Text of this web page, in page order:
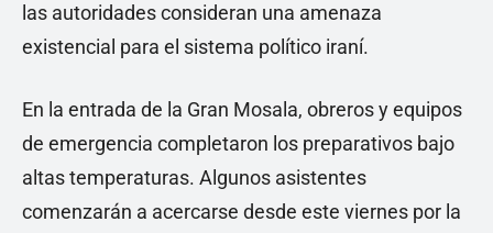
las autoridades consideran una amenaza
existencial para el sistema político iraní.
En la entrada de la Gran Mosala, obreros y equipos
de emergencia completaron los preparativos bajo
altas temperaturas. Algunos asistentes
comenzarán a acercarse desde este viernes por la